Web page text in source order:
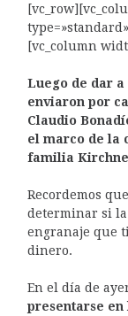
[vc_column
Luego de dar
enviaron por
Claudio
el marco de la
familia
Recordemos
determinar si la
engranaje que
dinero.
En el día de
presentarse en